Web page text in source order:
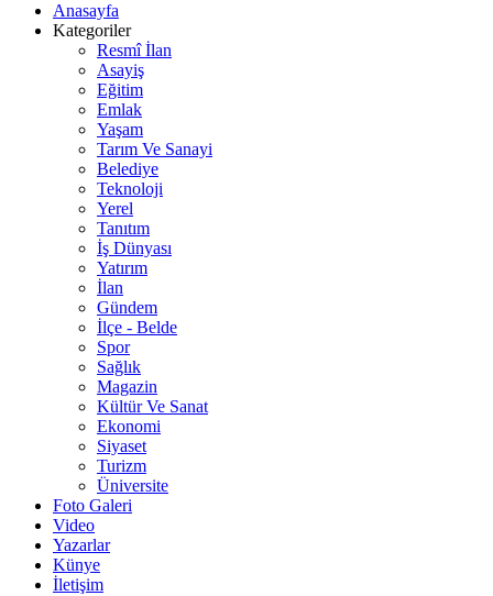
Anasayfa
Kategoriler
Resmî İlan
Asayiş
Eğitim
Emlak
Yaşam
Tarım Ve Sanayi
Belediye
Teknoloji
Yerel
Tanıtım
İş Dünyası
Yatırım
İlan
Gündem
İlçe - Belde
Spor
Sağlık
Magazin
Kültür Ve Sanat
Ekonomi
Siyaset
Turizm
Üniversite
Foto Galeri
Video
Yazarlar
Künye
İletişim